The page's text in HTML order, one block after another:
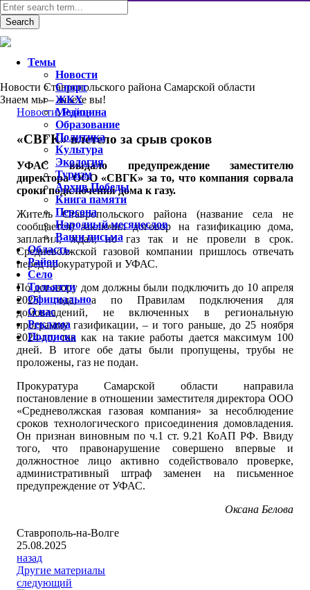
Новости Ставропольского района Самарской области
Знаем мы – знаете вы!
Новости,Район
«СВГК» влетело за срыв сроков
УФАС выдало предупреждение заместителю
директора ООО «СВГК» за то, что компания сорвала
сроки подключения дома к газу.
Житель Ставропольского района (название села не
сообщается) заключил договор на газификацию дома,
заплатил, ждал, но газ так и не провели в срок.
Средневолжской газовой компании пришлось отвечать
перед прокуратурой и УФАС.
По договору дом должны были подключить до 10 апреля
2025 года, а по Правилам подключения для
домовладений, не включенных в региональную
программу газификации, – и того раньше, до 25 ноября
2024-го, так как на такие работы дается максимум 100
дней. В итоге обе даты были пропущены, трубы не
проложены, газ не подан.
Прокуратура Самарской области направила
постановление в отношении заместителя директора ООО
«Средневолжская газовая компания» за несоблюдение
сроков технологического присоединения домовладения.
Он признан виновным по ч.1 ст. 9.21 КоАП РФ. Ввиду
того, что правонарушение совершено впервые и
должностное лицо активно содействовало проверке,
административный штраф заменен на письменное
предупреждение от УФАС.
Оксана Белова
Ставрополь-на-Волге
25.08.2025
назад
Другие материалы
следующий
Темы
Новости
Спорт
ЖКХ
Медицина
Образование
Политика
Культура
Экология
Туризм
Архив Победы
Книга памяти
Персона
Народный месяцеслов
Ваши письма
Область
Район
Село
Тольятти
Официально
О нас
Реклама
Подписка